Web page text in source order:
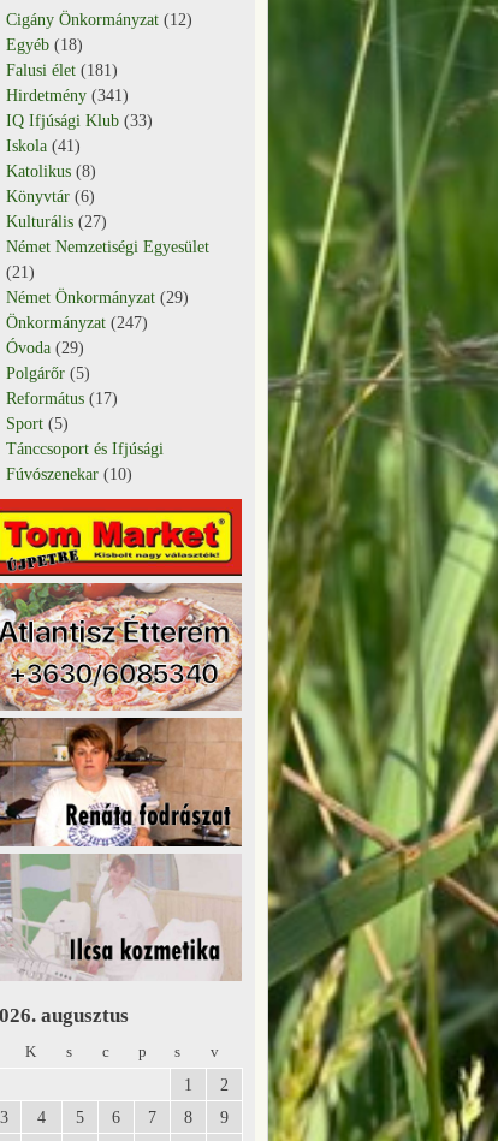
Cigány Önkormányzat (12)
Egyéb (18)
Falusi élet (181)
Hirdetmény (341)
IQ Ifjúsági Klub (33)
Iskola (41)
Katolikus (8)
Könyvtár (6)
Kulturális (27)
Német Nemzetiségi Egyesület
(21)
Német Önkormányzat (29)
Önkormányzat (247)
Óvoda (29)
Polgárőr (5)
Református (17)
Sport (5)
Tánccsoport és Ifjúsági
Fúvószenekar (10)
augusztus
K s c p s v
1
2
3
4 5 6 7 8
9